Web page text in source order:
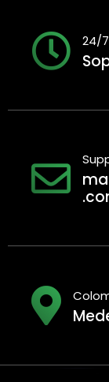
24/7